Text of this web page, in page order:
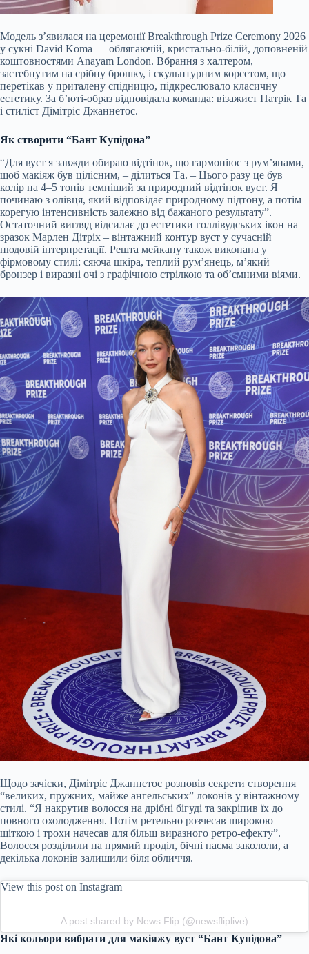
Модель з’явилася на церемонії Breakthrough Prize Ceremony 2026
у сукні David Koma — облягаючій, кристально-білій, доповненій
коштовностями Anayam London. Вбрання з халтером,
застебнутим на срібну брошку, і скульптурним корсетом, що
перетікав у приталену спідницю, підкреслювало класичну
естетику. За б’юті-образ відповідала команда: візажист Патрік Та
і стиліст Дімітріс Джаннетос.
Як створити “Бант Купідона”
“Для вуст я завжди обираю відтінок, що гармоніює з рум’янами,
щоб макіяж був цілісним, – ділиться Та. – Цього разу це був
колір на 4–5 тонів темніший за природний відтінок вуст. Я
починаю з олівця, який відповідає природному підтону, а потім
корегую інтенсивність залежно від бажаного результату”.
Остаточний вигляд відсилає до естетики голлівудських ікон на
зразок Марлен Дітріх – вінтажний контур вуст у сучасній
нюдовій інтерпретації. Решта мейкапу також виконана у
фірмовому стилі: сяюча шкіра, теплий рум’янець, м’який
бронзер і виразні очі з графічною стрілкою та об’ємними віями.
Щодо зачіски, Дімітріс Джаннетос розповів секрети створення
“великих, пружних, майже ангельських” локонів у вінтажному
стилі. “Я накрутив волосся на дрібні бігуді та закріпив їх до
повного охолодження. Потім ретельно розчесав широкою
щіткою і трохи начесав для більш виразного ретро-ефекту”.
Волосся розділили на прямий проділ, бічні пасма закололи, а
декілька локонів залишили біля обличчя.
View this post on Instagram
A post shared by News Flip (@newsfliplive)
Які кольори вибрати для макіяжу вуст “Бант Купідона”